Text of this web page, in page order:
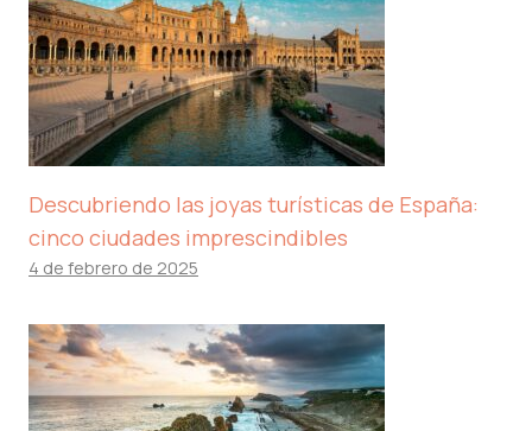
Descubriendo las joyas turísticas de España:
cinco ciudades imprescindibles
4 de febrero de 2025